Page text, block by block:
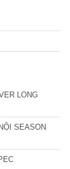
LONG
SEASON